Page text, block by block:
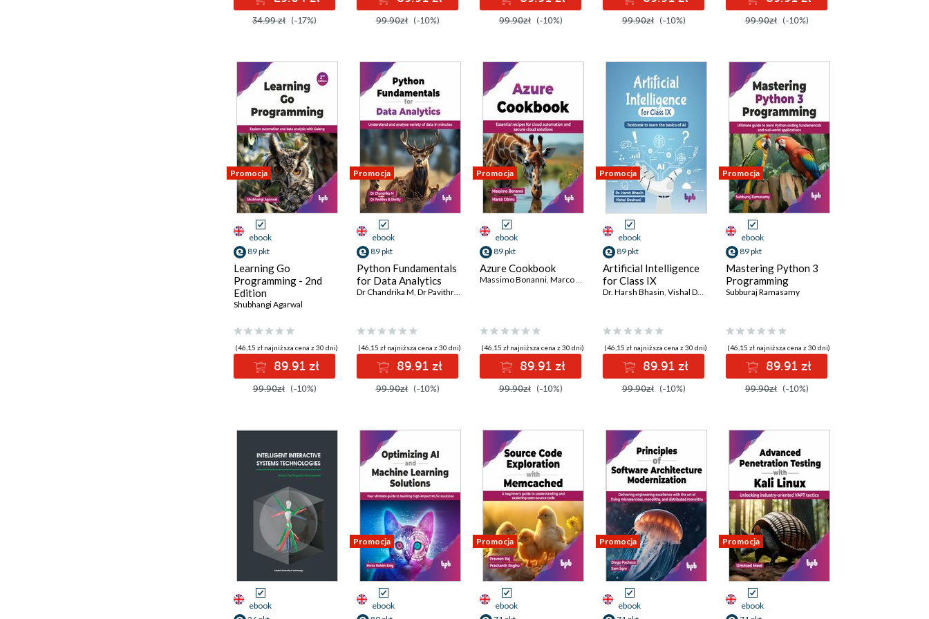
34.99 zł (-17%) 99.90zł (-10%) 99.90zł (-10%) 99.90zł (-10%) 99.90zł (-10%)
Promocja
ebook
89 pkt
Learning Go
Programming - 2nd
Edition
Shubhangi Agarwal
(46,15 zł najniższa cena z 30 dni)
89.91 zł
99.90zł (-10%)
Promocja
ebook
89 pkt
Python Fundamentals
for Data Analytics
Dr Chandrika M, Dr Pavithra B Shetty
(46,15 zł najniższa cena z 30 dni)
89.91 zł
99.90zł (-10%)
Promocja
ebook
89 pkt
Azure Cookbook
Massimo Bonanni, Marco Obinu
(46,15 zł najniższa cena z 30 dni)
89.91 zł
99.90zł (-10%)
Promocja
ebook
89 pkt
Artificial Intelligence
for Class IX
Dr. Harsh Bhasin, Vishal Deshwal
(46,15 zł najniższa cena z 30 dni)
89.91 zł
99.90zł (-10%)
Promocja
ebook
89 pkt
Mastering Python 3
Programming
Subburaj Ramasamy
(46,15 zł najniższa cena z 30 dni)
89.91 zł
99.90zł (-10%)
ebook
Promocja
ebook
Promocja
ebook
Promocja
ebook
Promocja
ebook